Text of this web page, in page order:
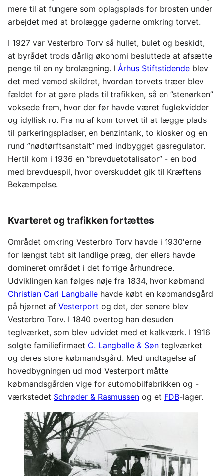
mere til at fungere som oplagsplads for brosten under
arbejdet med at brolægge gaderne omkring torvet.
I 1927 var Vesterbro Torv så hullet, bulet og beskidt,
at byrådet trods dårlig økonomi besluttede at afsætte
penge til en ny brolægning. I Århus Stiftstidende blev
det med vemod skildret, hvordan torvets træer blev
fældet for at gøre plads til trafikken, så en ”stenørken”
voksede frem, hvor der før havde været fuglekvidder
og idyllisk ro. Fra nu af kom torvet til at lægge plads
til parkeringspladser, en benzintank, to kiosker og en
rund ”nødtørftsanstalt” med indbygget gasregulator.
Hertil kom i 1936 en ”brevduetotalisator” - en bod
med brevduespil, hvor overskuddet gik til Kræftens
Bekæmpelse.
Kvarteret og trafikken fortættes
Området omkring Vesterbro Torv havde i 1930'erne
for længst tabt sit landlige præg, der ellers havde
domineret området i det forrige århundrede.
Udviklingen kan følges nøje fra 1834, hvor købmand
Christian Carl Langballe havde købt en købmandsgård
på hjørnet af Vesterport og det, der senere blev
Vesterbro Torv. I 1840 overtog han desuden
teglværket, som blev udvidet med et kalkværk. I 1916
solgte familiefirmaet C. Langballe & Søn teglværket
og deres store købmandsgård. Med undtagelse af
hovedbygningen ud mod Vesterport måtte
købmandsgården vige for automobilfabrikken og -
værkstedet Schrøder & Rasmussen og et FDB-lager.